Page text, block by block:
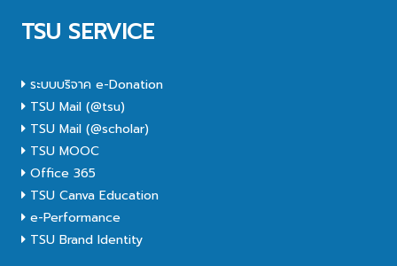
TSU SERVICE
ระบบบริจาค e-Donation
TSU Mail (@tsu)
TSU Mail (@scholar)
TSU MOOC
Office 365
TSU Canva Education
e-Performance
TSU Brand Identity